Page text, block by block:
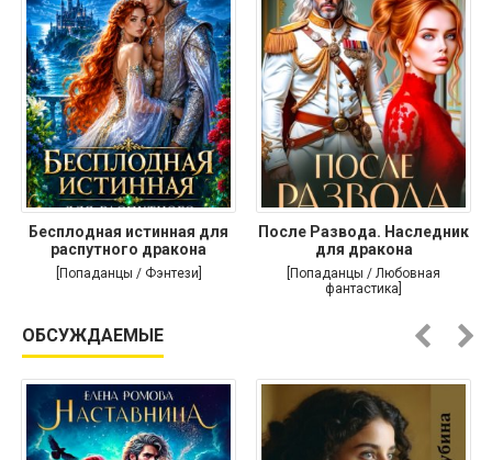
Бесплодная истинная для
распутного дракона
[Попаданцы / Фэнтези]
После Развода. Наследник
для дракона
[Попаданцы / Любовная
фантастика]
ОБСУЖДАЕМЫЕ